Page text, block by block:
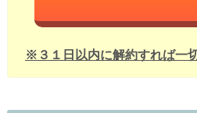
※３１日以内に解約すれば一